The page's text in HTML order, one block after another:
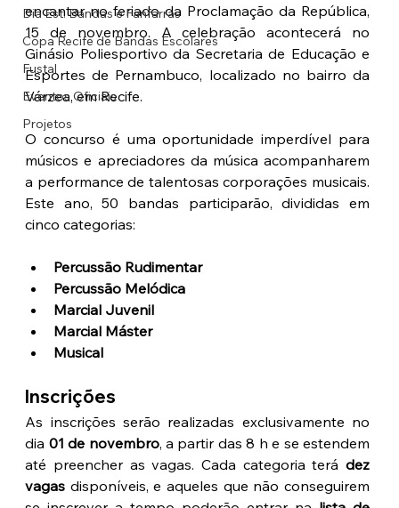
Dia Est. Bandas e Fanfarras
Copa Recife de Bandas Escolares
Fustal
Eventos Oficiais
Projetos
encantar no feriado da Proclamação da República,
15 de novembro. A celebração acontecerá no
Ginásio Poliesportivo da Secretaria de Educação e
Esportes de Pernambuco, localizado no bairro da
Várzea, em Recife.
O concurso é uma oportunidade imperdível para
músicos e apreciadores da música acompanharem
a performance de talentosas corporações musicais.
Este ano, 50 bandas participarão, divididas em
cinco categorias:
Percussão Rudimentar
Percussão Melódica
Marcial Juvenil
Marcial Máster
Musical
Inscrições
As inscrições serão realizadas exclusivamente no
dia 01 de novembro, a partir das 8 h e se estendem
até preencher as vagas. Cada categoria terá dez
vagas disponíveis, e aqueles que não conseguirem